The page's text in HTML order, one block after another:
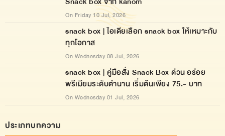
On Friday 10 Jul, 2026
snack box | ไอเดียเลือก snack box ให้เหมาะกับ
ทุกโอกาส
On Wednesday 08 Jul, 2026
snack box | คู่มือสั่ง Snack Box ด่วน อร่อย
พรีเมียมระดับตำนาน เริ่มต้นเพียง 75.- บาท
On Wednesday 01 Jul, 2026
ประเภทบทความ